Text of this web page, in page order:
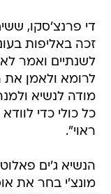
זכה באליפות
לשנתיים ואמר
לרומא ולאמן את
מודה לנשיא
כל כולי כדי
ראוי".
הנשיא ג'ים
מונצ'י בחר את